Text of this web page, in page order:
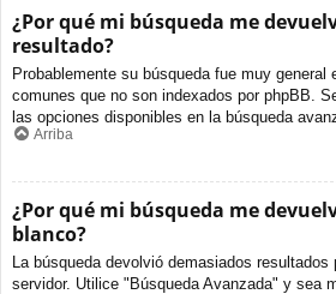
¿Por qué mi búsqueda me
resultado?
Probablemente su búsqueda fue muy general
comunes que no son indexados por phpBB.
las opciones disponibles en la búsqueda
Arriba
¿Por qué mi búsqueda me
blanco?
La búsqueda devolvió demasiados resultados
servidor. Utilice "Búsqueda Avanzada" y sea